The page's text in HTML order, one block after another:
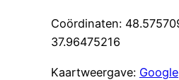
Coördinaten:
37.96475216
Kaartweergave: Google